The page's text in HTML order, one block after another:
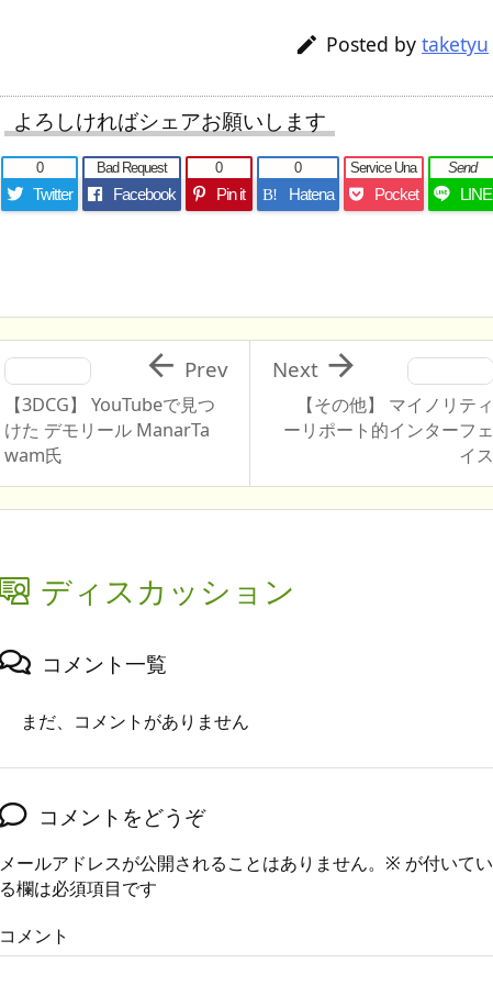
 Posted by taketyu
よろしければシェアお願いします
Twitter
0
Facebook
Bad Request
Pin it
0
B!
Hatena
0
Pocket
Service Una
LINE
Send
【その他】 マイノリティ
ーリポート的インターフェ
イス

Next
【3DCG】 YouTubeで見つ
けた デモリール ManarTa
wam氏
 Prev
ディスカッション
コメント一覧
まだ、コメントがありません
コメントをどうぞ
メールアドレスが公開されることはありません。 ※ が付いてい
る欄は必須項目です
コメント